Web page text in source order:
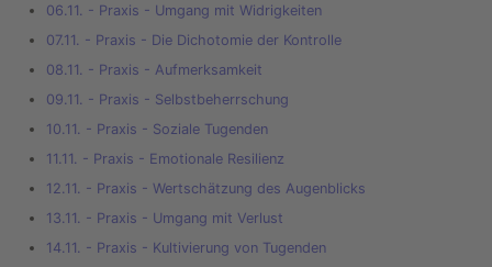
06.11. - Praxis - Umgang mit Widrigkeiten
07.11. - Praxis - Die Dichotomie der Kontrolle
08.11. - Praxis - Aufmerksamkeit
09.11. - Praxis - Selbstbeherrschung
10.11. - Praxis - Soziale Tugenden
11.11. - Praxis - Emotionale Resilienz
12.11. - Praxis - Wertschätzung des Augenblicks
13.11. - Praxis - Umgang mit Verlust
14.11. - Praxis - Kultivierung von Tugenden